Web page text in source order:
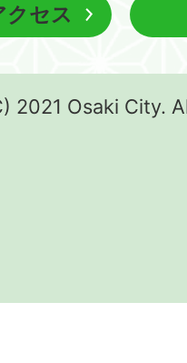
クセス
2021 Osaki City.